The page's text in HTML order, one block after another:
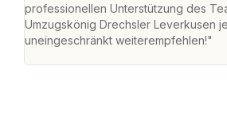
professionellen Unterstützung des
Umzugskönig Drechsler Leverkusen
uneingeschränkt weiterempfehlen!"